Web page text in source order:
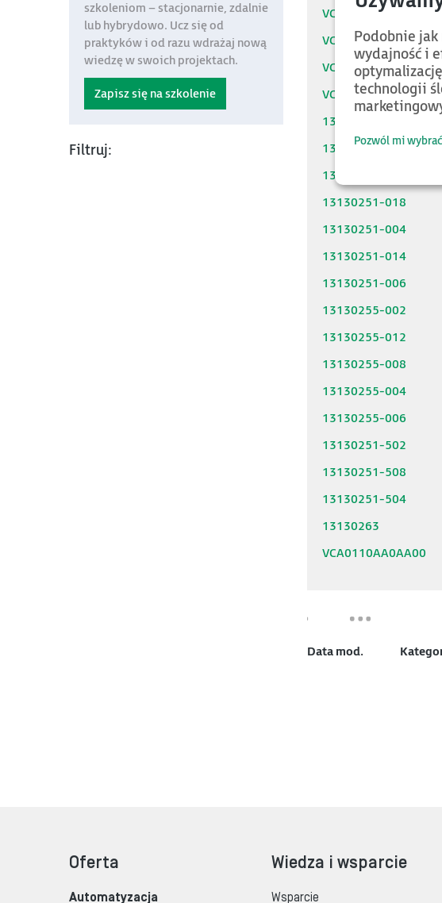
szkoleniom – stacjonarnie, zdalnie
lub hybrydowo. Ucz się od
praktyków i od razu wdrażaj nową
wiedzę w swoich projektach.
Zapisz się na szkolenie
Filtruj:
VCA05AAAA0AQ00
VCA08AAAA0AA00
VCA05AAAA0AP00
VCA09AAAA0AL00
13130251-002
13130251-012
13130251-008
13130251-018
13130251-004
13130251-014
13130251-006
13130255-002
13130255-012
13130255-008
13130255-004
13130255-006
13130251-502
13130251-508
13130251-504
13130263
VCA0110AA0AA00
Data mod.
Oferta
Automatyzacja
Wiedza i wsparcie
Wsparcie
Podobnie jak
wydajność i
technologii
Pozwól mi wybrać